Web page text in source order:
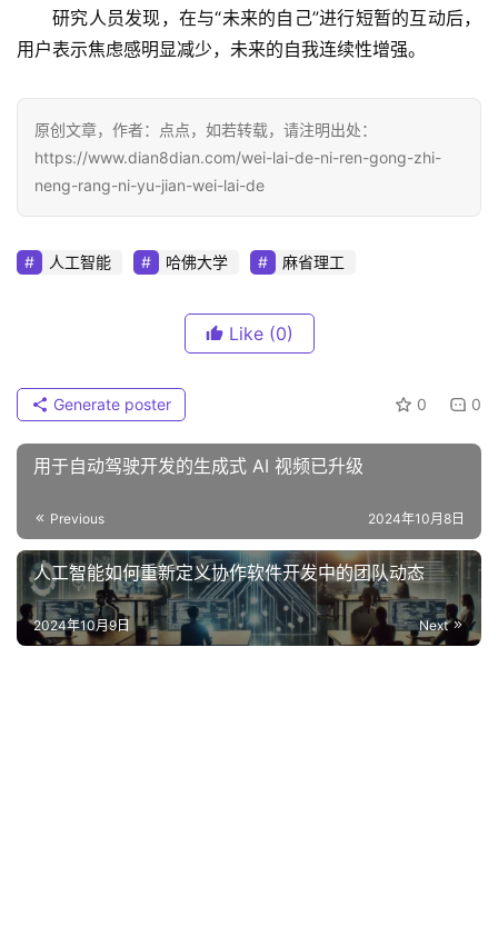
研究人员发现，在与“未来的自己”进行短暂的互动后，
用户表示焦虑感明显减少，未来的自我连续性增强。
原创文章，作者：点点，如若转载，请注明出处：
https://www.dian8dian.com/wei-lai-de-ni-ren-gong-zhi-
neng-rang-ni-yu-jian-wei-lai-de
人工智能 哈佛大学 麻省理工
Like (0)
0 0
Generate poster
用于自动驾驶开发的生成式 AI 视频已升级
Previous 2024年10月8日
人工智能如何重新定义协作软件开发中的团队动态
Next
2024年10月9日